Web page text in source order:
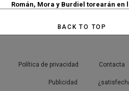
Román, Mora y Burdiel torearán en
BACK TO TOP
Política de privacidad Contacta
Publicidad